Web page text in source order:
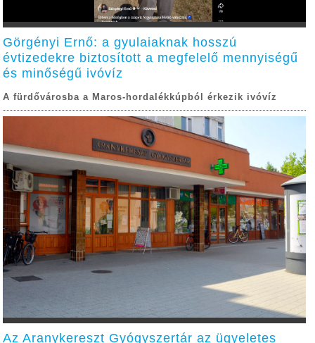
Görgényi Ernő: a gyulaiaknak hosszú
évtizedekre biztosított a megfelelő mennyiségű
és minőségű ivóvíz
A fürdővárosba a Maros-hordalékkúpból érkezik ivóvíz
Az Aranykereszt Gyógyszertár az ügyeletes